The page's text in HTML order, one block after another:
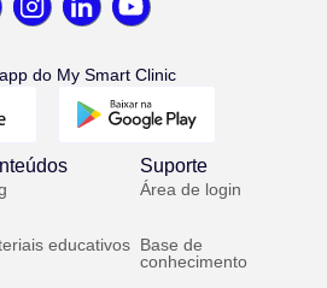
do My Smart Clinic
educativos
Suporte
Área de login
Base de
conhecimento